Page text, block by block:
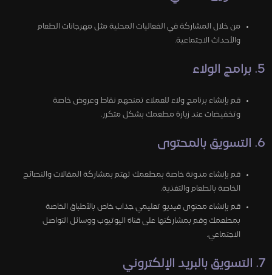
من خلال المشاركة في الفعاليات المحلية مثل مهرجانات الطعام
والأحداث الاجتماعية.
5. برامج الولاء
قم بإنشاء برنامج ولاء للعملاء تمنحهم نقاط وعروض خاصة
وتخفيضات عند زيارة مطعمك بشكل متكرر.
6. التسويق بالمحتوى
قم بإنشاء مدونة خاصة بمطعمك تهتم بمشاركة المقالات والنصائح
الخاصة بالطعام والتغذية.
قم بإنشاء محتوى فيديو تعليمي جذاب خاص بالأطباق الخاصة
بمطعمك وقم بمشاركتها على قناة اليوتيوب ووسائل التواصل
الاجتماعي.
7. التسويق بالبريد الإلكتروني